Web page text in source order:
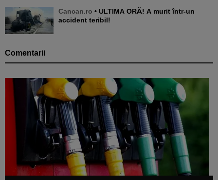
Cancan.ro • ULTIMA ORĂ! A murit într-un
accident teribil!
Comentarii